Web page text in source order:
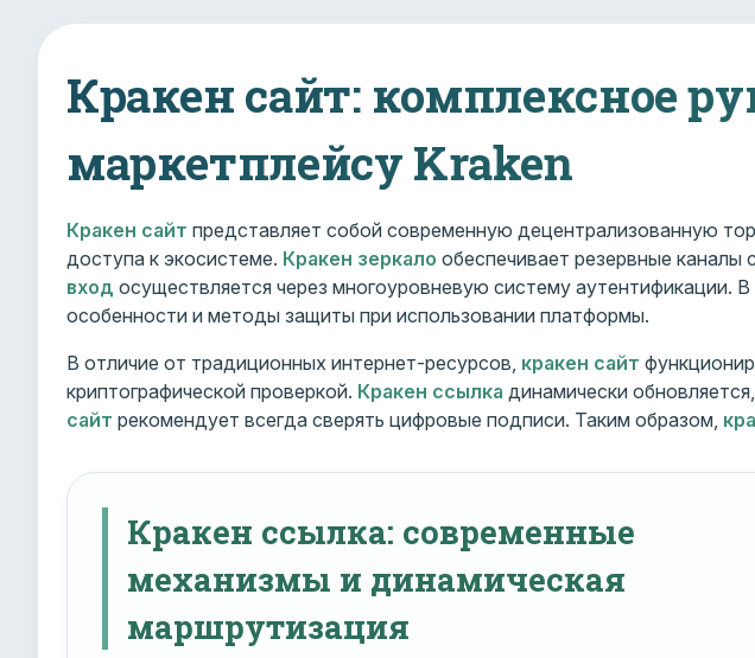
Кракен сайт: комплексное
маркетплейсу Kraken
Кракен сайт представляет собой современную децентрализованную
доступа к экосистеме. Кракен зеркало обеспечивает резервные каналы
вход осуществляется через многоуровневую систему аутентификации.
особенности и методы защиты при использовании платформы.
В отличие от традиционных интернет-ресурсов, кракен сайт
криптографической проверкой. Кракен ссылка динамически
сайт рекомендует всегда сверять цифровые подписи. Таким образом,
Кракен ссылка: современные
механизмы и динамическая
маршрутизация